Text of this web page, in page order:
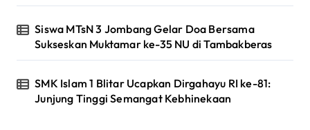
Siswa MTsN 3 Jombang Gelar Doa Bersama
Sukseskan Muktamar ke-35 NU di Tambakberas
SMK Islam 1 Blitar Ucapkan Dirgahayu RI ke-81:
Junjung Tinggi Semangat Kebhinekaan